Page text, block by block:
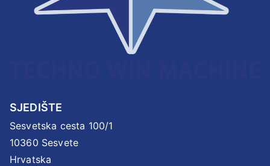
SJEDIŠTE
Sesvetska cesta 100/1
10360 Sesvete
Hrvatska